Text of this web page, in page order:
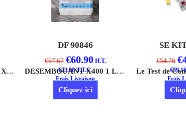
INHIBITEUR SENTINEL X100 1 LITRE
DF 90846
€67.67 €60.90 H.T.
€73.08 T.T.C.
Frais Livraison
DESEMBOUANT X400 1 LITRE
Cliquez ici
SE
€54.78 €
€
Frais